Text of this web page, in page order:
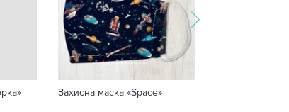
Захисна маска «Space»